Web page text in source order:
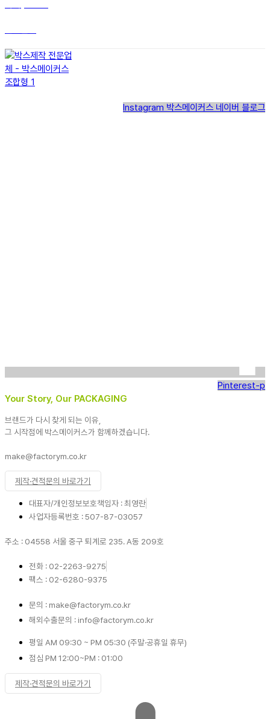
Instagram 박스메이커스 네이버 블로그
Pinterest-p
Your Story, Our PACKAGING
브랜드가 다시 찾게 되는 이유,
그 시작점에 박스메이커스가 함께하겠습니다.
make@factorym.co.kr
제작·견적문의 바로가기
대표자/개인정보보호책임자 : 최영란
사업자등록번호 : 507-87-03057
주소 : 04558 서울 중구 퇴계로 235. A동 209호
전화 : 02-2263-9275
팩스 : 02-6280-9375
문의 : make@factorym.co.kr
해외수출문의 : info@factorym.co.kr
평일 AM 09:30 ~ PM 05:30 (주말·공휴일 휴무)
점심 PM 12:00~PM : 01:00
제작·견적문의 바로가기